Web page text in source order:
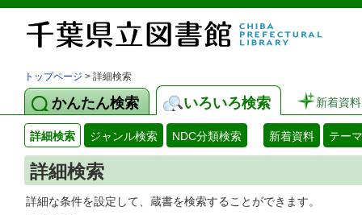
トップページ > 詳細検索
かんたん検索 いろいろ検索 新着資料
詳細検索 ジャンル検索 NDC分類検索 新着資料 テー
詳細検索
詳細な条件を設定して、蔵書を検索することができます。